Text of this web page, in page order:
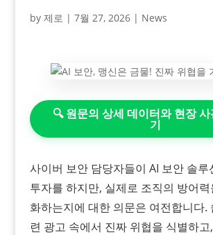
by 제로 | 7월 27, 2026| News
🔍 원문의 상세 데이터와 현장
기
사이버 보안 담당자들이 AI 보안 솔루
투자를 하지만, 실제로 조직의 방어
화하는지에 대한 의문은 여전합니다.
련 광고 속에서 진짜 위협을 식별하